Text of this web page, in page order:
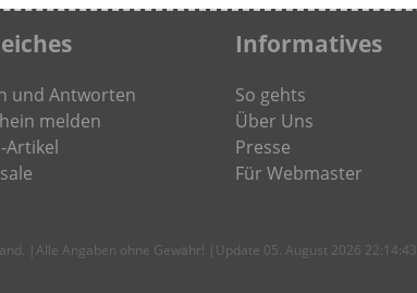
und Antworten
melden
Artikel
Informatives
So gehts
Über Uns
Presse
Für Webmaster
|Alle Angaben ohne Gewähr! |Update 05. August 2026 22:14:43